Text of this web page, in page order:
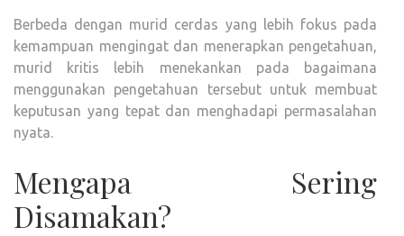
Berbeda dengan murid cerdas yang lebih fokus pada
kemampuan mengingat dan menerapkan pengetahuan,
murid kritis lebih menekankan pada bagaimana
menggunakan pengetahuan tersebut untuk membuat
keputusan yang tepat dan menghadapi permasalahan
nyata.
Mengapa Sering
Disamakan?